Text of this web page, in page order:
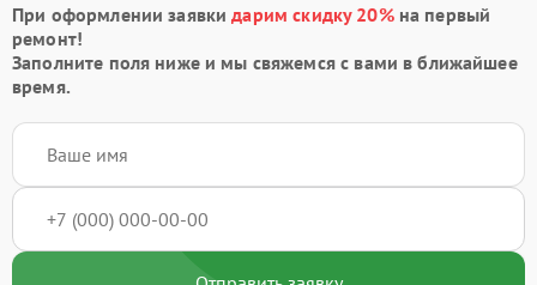
При оформлении заявкидарим скидку 20%на первый
ремонт!
Заполните поля ниже и мы свяжемся с вами в ближайшее
время.